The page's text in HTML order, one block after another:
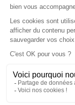
Politique